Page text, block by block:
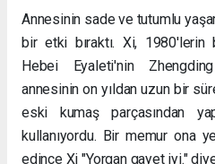
Annesinin sade ve tutumlu
bir etki bıraktı. Xi, 1980'lerin
Hebei Eyaleti'nin Zhengding
annesinin on yıldan uzun bir
eski kumaş parçasından
kullanıyordu. Bir memur ona
edince Xi "Yorgan gayet iyi."